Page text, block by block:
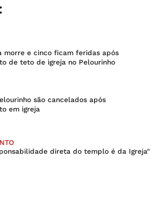
morre e cinco ficam feridas após
de teto de igreja no Pelourinho
são cancelados após
em igreja
direta do templo é da Igreja"